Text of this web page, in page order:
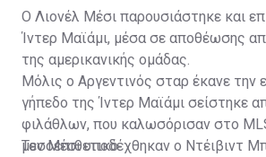
Ο Λιονέλ Μέσι παρουσιάστηκε και
Ίντερ Μαϊάμι, μέσα σε αποθέωσης
της αμερικανικής ομάδας.
Μόλις ο Αργεντινός σταρ έκανε την
γήπεδο της Ίντερ Μαϊάμι σείστηκε
φιλάθλων, που καλωσόρισαν στο
μεσοεπιθετικό.
Τον Μέσι υποδέχθηκαν ο Ντέιβιντ